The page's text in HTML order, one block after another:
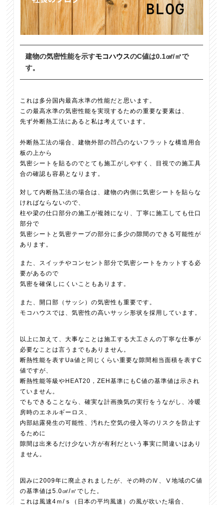
建物の気密性能を示すモコハウスのC値は0.1㎠/㎡で
す。
これは多分国内最高水準の性能だと思います。
この最高水準の気密性能を実現するための重要な要素は、
先ず外断熱工法にあると私は考えています。
外断熱工法の場合、建物外部の凹凸のないフラットな構造用合
板の上から
気密シートを貼るのでとても施工がしやすく、目視での施工具
合の確認も容易となります。
対して内断熱工法の場合は、建物の内側に気密シートを貼らな
ければならないので、
柱や梁の仕口部分の施工が複雑になり、丁寧に施工しても仕口
部分で
気密シートと気密テープの部分に多少の隙間のできる可能性が
あります。
また、スイッチやコンセント部分で気密シートをカットする必
要があるので
気密を確保しにくいこともあります。
また、開口部（サッシ）の気密性も重要です。
モコハウスでは、気密性の高いサッシ形状を採用しています。
以上に加えて、大事なことは施工する大工さんの丁寧な仕事が
必要なことは言うまでもありません。
断熱性能を表すUa値と同じくらい重要な隙間相当面積を表すC
値ですが、
断熱性能等級やHEAT20，ZEH基準にもC値の基準値は示され
ていません。
でもできることなら、確実な計画換気の実行をうながし、冷暖
房時のエネルギーロス、
内部結露発生の可能性、汚れた空気の侵入等のリスクを防止す
るために
隙間は出来るだけ少ない方が有利だという事実に間違いはあり
ません。
因みに2009年に廃止されましたが、その時のⅣ、Ⅴ地域のC値
の基準値は5.0㎠/㎡でした。
これは風速4ｍ/ｓ（日本の平均風速）の風が吹いた場合、